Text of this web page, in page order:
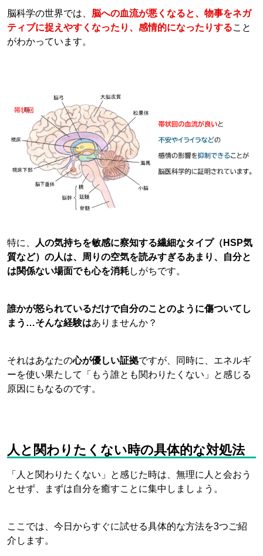
脳科学の世界では、 脳への血流が悪くなると、物事をネガ
ティブに捉えやすくなったり、感情的になったりすること
がわかっています。
特に、
人の気持ちを敏感に察知する繊細なタイプ（HSP気
質など）の人は、周りの空気を読みすぎるあまり、自分と
は関係ない場面でも心を消耗しがちです。
誰かが怒られているだけで自分のことのように傷ついてし
まう…そんな経験はありませんか？
それはあなたの心が優しい証拠ですが、同時に、エネルギ
ーを使い果たして「もう誰とも関わりたくない」と感じる
原因にもなるのです。
人と関わりたくない時の具体的な対処法
「人と関わりたくない」と感じた時は、無理に人と会おう
とせず、まずは自分を癒すことに集中しましょう。
ここでは、今日からすぐに試せる具体的な方法を3つご紹
介します。